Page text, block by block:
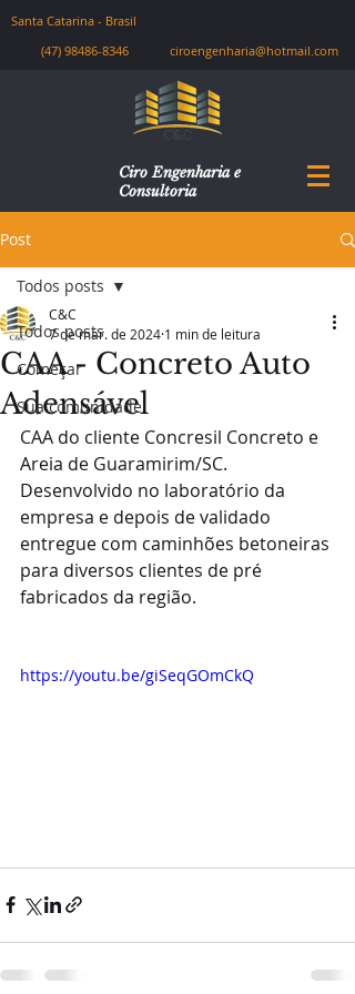
Santa Catarina - Brasil
(47) 98486-8346
ciroengenharia@hotmail.com
Ciro Engenharia e
Consultoria
Post
Todos posts
Começar
Sua comunidade
Todos posts
CAA - Concreto Auto
Adensável
C&C
7 de mar. de 2024 1 min de leitura
CAA do cliente Concresil Concreto e
Areia de Guaramirim/SC.
Desenvolvido no laboratório da
empresa e depois de validado
entregue com caminhões betoneiras
para diversos clientes de pré
fabricados da região.
https://youtu.be/giSeqGOmCkQ